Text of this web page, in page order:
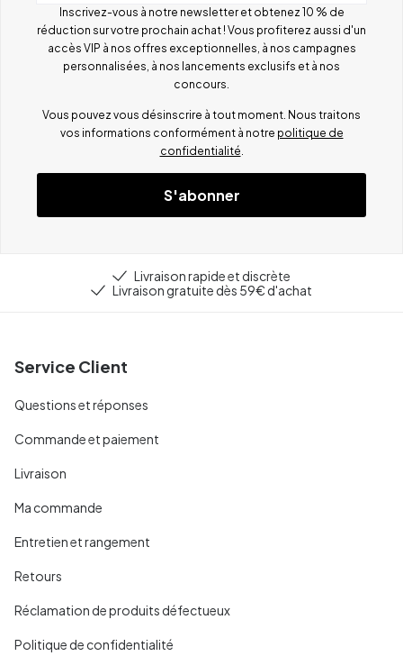
Inscrivez-vous à notre newsletter et obtenez 10 % de
réduction sur votre prochain achat ! Vous profiterez aussi d'un
accès VIP à nos offres exceptionnelles, à nos campagnes
personnalisées, à nos lancements exclusifs et à nos
concours.
Vous pouvez vous désinscrire à tout moment. Nous traitons
vos informations conformément à notre politique de
confidentialité.
S'abonner
Livraison rapide et discrète
Livraison gratuite dès 59€ d'achat
Service Client
Questions et réponses
Commande et paiement
Livraison
Ma commande
Entretien et rangement
Retours
Réclamation de produits défectueux
Politique de confidentialité